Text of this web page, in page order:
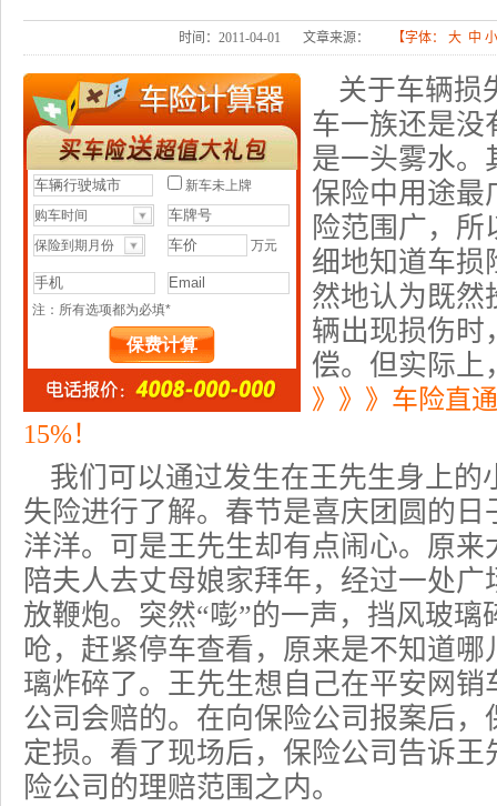
时间：2011-04-01 文章来源： 【字体： 大 中 小
关于车辆损
车一族还是没
是一头雾水。
保险中用途最
险范围广，
细地知道车损
然地认为既然
辆出现损伤时
偿。但实际上
》》》车险直
15%！
我们可以通过发生在王先生身上的
失险进行了解。春节是喜庆团圆的
洋洋。可是王先生却有点闹心。原
陪夫人去丈母娘家拜年，经过一处
放鞭炮。突然“嘭”的一声，挡风玻
呛，赶紧停车查看，原来是不知道
璃炸碎了。王先生想自己在平安网
公司会赔的。在向保险公司报案后
定损。看了现场后，保险公司告诉
险公司的理赔范围之内。